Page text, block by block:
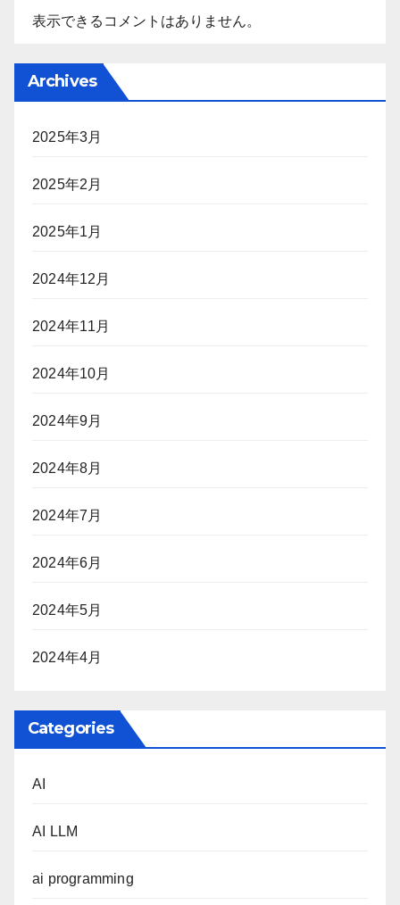
表示できるコメントはありません。
Archives
2025年3月
2025年2月
2025年1月
2024年12月
2024年11月
2024年10月
2024年9月
2024年8月
2024年7月
2024年6月
2024年5月
2024年4月
Categories
AI
AI LLM
ai programming